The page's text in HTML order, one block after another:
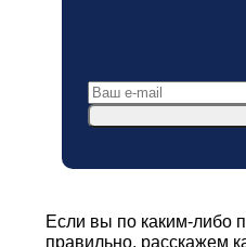
Если вы по каким-либо
правильно, расскажем